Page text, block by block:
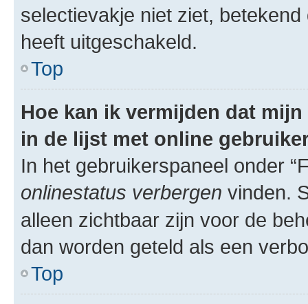
selectievakje niet ziet,
heeft uitgeschakeld.
Top
Hoe kan ik vermijden dat
in de lijst met online
In het gebruikerspaneel onder
onlinestatus verbergen vinden.
alleen zichtbaar zijn voor de
dan worden geteld als een
Top